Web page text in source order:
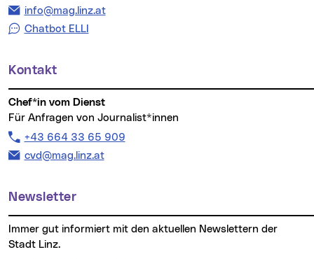
E-Mail Adresse:
info@mag.linz.at
Chatbot ELLI
Kontakt
Chef*in vom Dienst
Für Anfragen von Journalist*innen
Telefon:
+43 664 33 65 909
E-Mail Adresse:
cvd@mag.linz.at
Newsletter
Stadt Linz.